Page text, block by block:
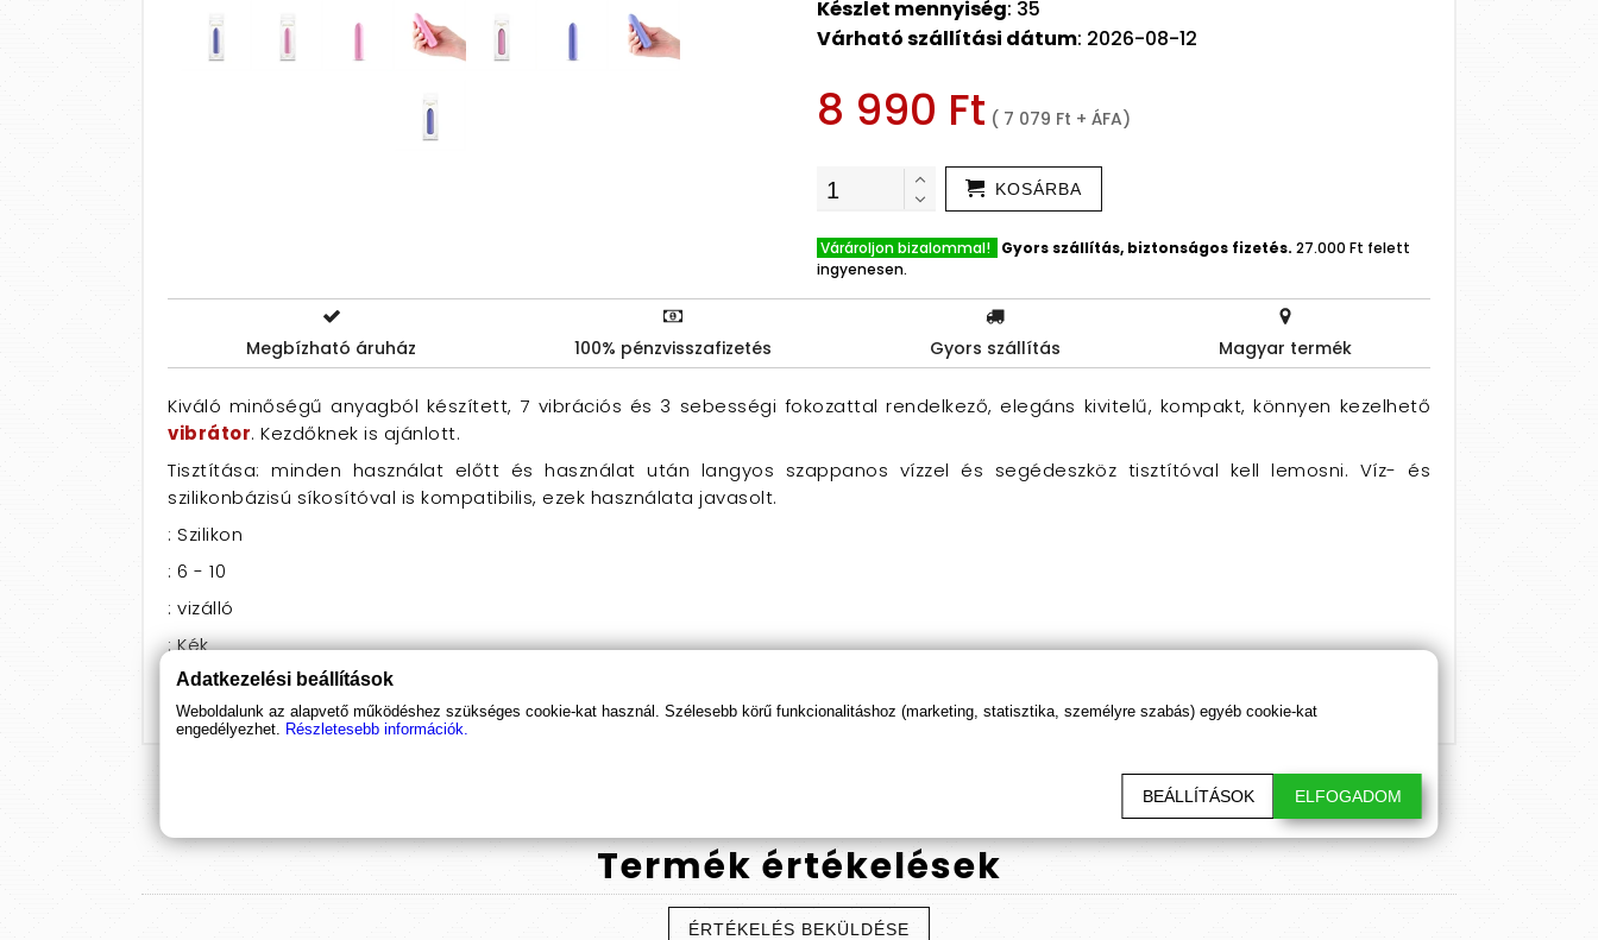
Készlet mennyiség: 35
Várható szállítási dátum: 2026-08-12
8 990 Ft ( 7 079 Ft + ÁFA)
KOSÁRBA
Várároljon bizalommal! Gyors szállítás, biztonságos fizetés. 27.000 Ft felett
ingyenesen.
Megbízható áruház 100% pénzvisszafizetés Gyors szállítás Magyar termék
Kiváló minőségű anyagból készített, 7 vibrációs és 3 sebességi fokozattal rendelkező, elegáns kivitelű, kompakt, könnyen kezelhető
vibrátor. Kezdőknek is ajánlott.
Tisztítása: minden használat előtt és használat után langyos szappanos vízzel és segédeszköz tisztítóval kell lemosni. Víz- és
szilikonbázisú síkosítóval is kompatibilis, ezek használata javasolt.
: Szilikon
: 6 - 10
: vizálló
: Kék
: Újratölthető
Termék értékelések
ÉRTÉKELÉS BEKÜLDÉSE
Adatkezelési beállítások
Weboldalunk az alapvető működéshez szükséges cookie-kat használ. Szélesebb körű funkcionalitáshoz (marketing, statisztika, személyre szabás) egyéb cookie-kat
engedélyezhet. Részletesebb információk.
BEÁLLÍTÁSOK ELFOGADOM